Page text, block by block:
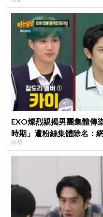
EXO燦烈親揭男團集體傳
時期」遭粉絲集體除名：
綜藝